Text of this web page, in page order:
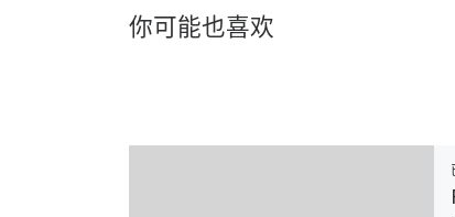
你可能也喜欢